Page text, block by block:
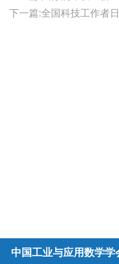
下一篇:全国科技工作者
中国工业与应用数学学